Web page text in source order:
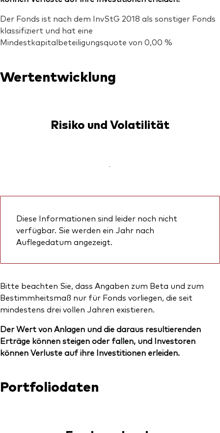
Der Fonds ist nach dem InvStG 2018 als sonstiger Fonds
klassifiziert und hat eine
Mindestkapitalbeteiligungsquote von 0,00 %
Wertentwicklung
Risiko und Volatilität
-
Diese Informationen sind leider noch nicht
verfügbar. Sie werden ein Jahr nach
Auflegedatum angezeigt.
Bitte beachten Sie, dass Angaben zum Beta und zum
Bestimmheitsmaß nur für Fonds vorliegen, die seit
mindestens drei vollen Jahren existieren.
Der Wert von Anlagen und die daraus resultierenden
Erträge können steigen oder fallen, und Investoren
können Verluste auf ihre Investitionen erleiden.
Portfoliodaten